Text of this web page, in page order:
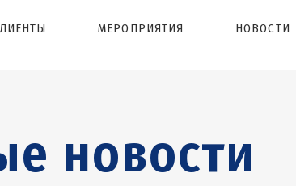
МЕРОПРИЯТИЯ НОВОСТИ
новости